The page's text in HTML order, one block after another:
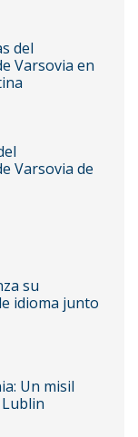
del
Varsovia en
Varsovia de
su
idioma junto
Un misil